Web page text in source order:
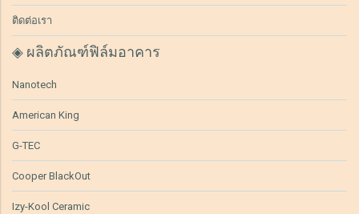
ติดต่อเรา
◈ ผลิตภัณฑ์ฟิล์มอาคาร
Nanotech
American King
G-TEC
Cooper BlackOut
Izy-Kool Ceramic